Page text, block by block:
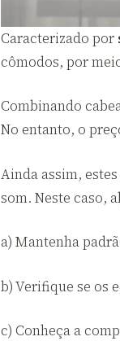
Caracterizado por
cômodos, por
Combinando
No entanto, o
Ainda assim,
som. Neste caso,
a) Mantenha
b) Verifique se os
c) Conheça a